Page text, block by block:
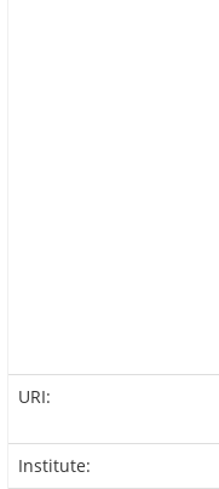
URI:
Institute: